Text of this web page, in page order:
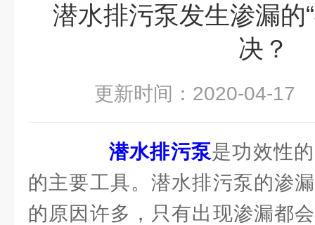
潜水排污泵发生渗漏的
决？
更新时间：2020-04-
潜水排污泵是功效性
的主要工具。潜水排污泵的渗
的原因许多，只有出现渗漏都